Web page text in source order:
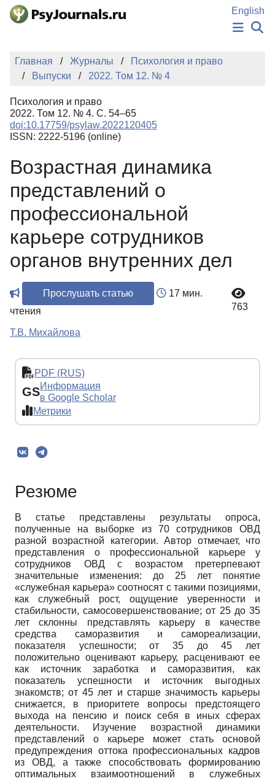
Перейти к основному содержанию
English
НОВОСТИ
ИЗДАНИЯ
ПОДАТЬ РУКОПИСЬ
БАЗА ЗНАНИЙ
КЛЮЧЕВЫЕ СЛОВА
Регистрация
Главная Журналы
Психология и право
Выпуски
2022. Том 12. № 4
Психология и право
2022. Том 12. № 4. С. 54–65
doi:10.17759/psylaw.2022120405
ISSN: 2222-5196 (online)
Возрастная динамика
представлений о
профессиональной
карьере сотрудников
органов внутренних дел
Прослушать статью
17 мин.
чтения
763
Т.В. Михайлова
PDF (RUS)
GSИнформация
в Google Scholar
Метрики
Резюме
В статье представлены результаты опроса,
полученные на выборке из 70 сотрудников ОВД
разной возрастной категории. Автор отмечает, что
представления о профессиональной карьере у
сотрудников ОВД с возрастом претерпевают
значительные изменения: до 25 лет понятие
«служебная карьера» соотносят с такими позициями,
как служебный рост, ощущение уверенности и
стабильности, самосовершенствование; от 25 до 35
лет склонны представлять карьеру в качестве
средства саморазвития и самореализации,
показателя успешности; от 35 до 45 лет
положительно оценивают карьеру, расценивают ее
как источник заработка и саморазвития, как
показатель успешности и источник выгодных
знакомств; от 45 лет и старше значимость карьеры
снижается, в приоритете вопросы предстоящего
выхода на пенсию и поиск себя в иных сферах
деятельности. Изучение возрастной динамики
представлений о карьере может стать основой
предупреждения оттока профессиональных кадров
из ОВД, а также способствовать формированию
оптимальных взаимоотношений в служебных